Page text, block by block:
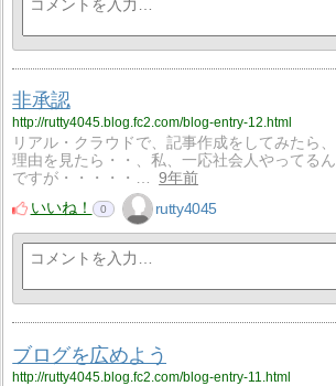
非承認
http://rutty4045.blog.fc2.com/blog-entry-12.html
リアル・クラウドで、記事作成をしてみたら、
理由を見たら・・、私、一応社会人やってるん
ですが・・・・・…
9年前
いいね！
0 rutty4045
ブログを広めよう
http://rutty4045.blog.fc2.com/blog-entry-11.html